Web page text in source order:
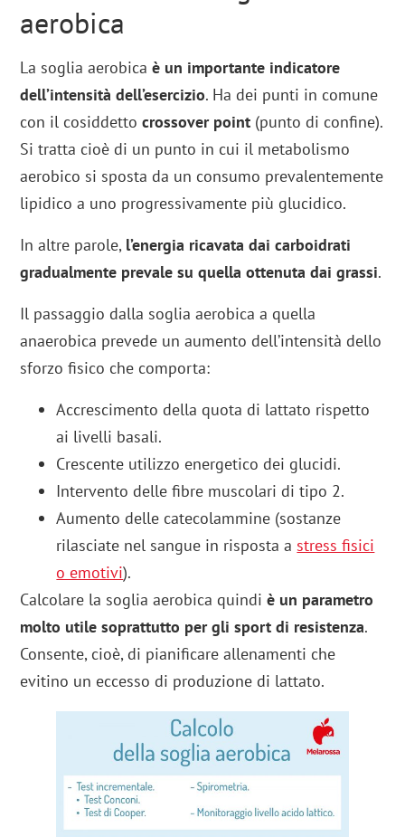
aerobica
La soglia aerobicaè un importante indicatore
dell’intensità dell’esercizio. Ha dei punti in comune
con il cosiddettocrossover point (punto di confine).
Si tratta cioè di un punto in cui il metabolismo
aerobico si sposta da un consumo prevalentemente
lipidico a uno progressivamente più glucidico.
In altre parole, l’energia ricavata dai carboidrati
gradualmente prevale su quella ottenuta dai grassi.
Il passaggio dalla soglia aerobica a quella
anaerobica prevede un aumento dell’intensità dello
sforzo fisico che comporta:
Accrescimento della quota di lattato rispetto
ai livelli basali.
Crescente utilizzo energetico dei glucidi.
Intervento delle fibre muscolari di tipo 2.
Aumento delle catecolammine (sostanze
rilasciate nel sangue in risposta a stress fisici
o emotivi).
Calcolare la soglia aerobica quindiè un parametro
molto utile soprattutto per gli sport di resistenza.
Consente, cioè, di pianificare allenamenti che
evitino un eccesso di produzione di lattato.